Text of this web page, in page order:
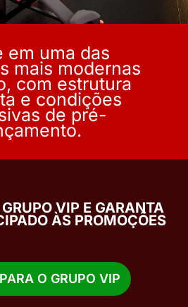
em uma das
mais modernas
com estrutura
e condições
de pré-
VIP E GARANTA
ÀS PROMOÇÕES
O GRUPO VIP